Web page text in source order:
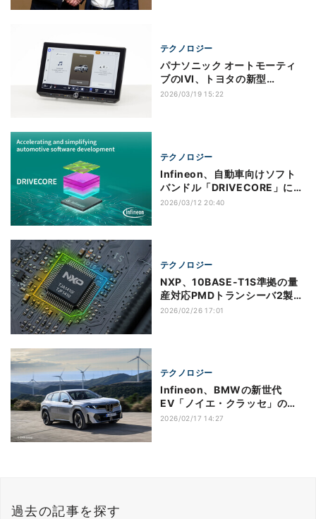
テクノロジー
パナソニック オートモーティ
ブのIVI、トヨタの新型
「RAV4」に採用
2026/03/19 15:22
テクノロジー
Infineon、自動車向けソフト
バンドル「DRIVECORE」に3
つのバンドルを追加
2026/03/12 20:40
テクノロジー
NXP、10BASE-T1S準拠の量
産対応PMDトランシーバ2製品
を発表
2026/02/26 17:01
テクノロジー
Infineon、BMWの新世代
EV「ノイエ・クラッセ」の
SDVアーキテクチャ形成で協業
2026/02/17 14:27
過去の記事を探す